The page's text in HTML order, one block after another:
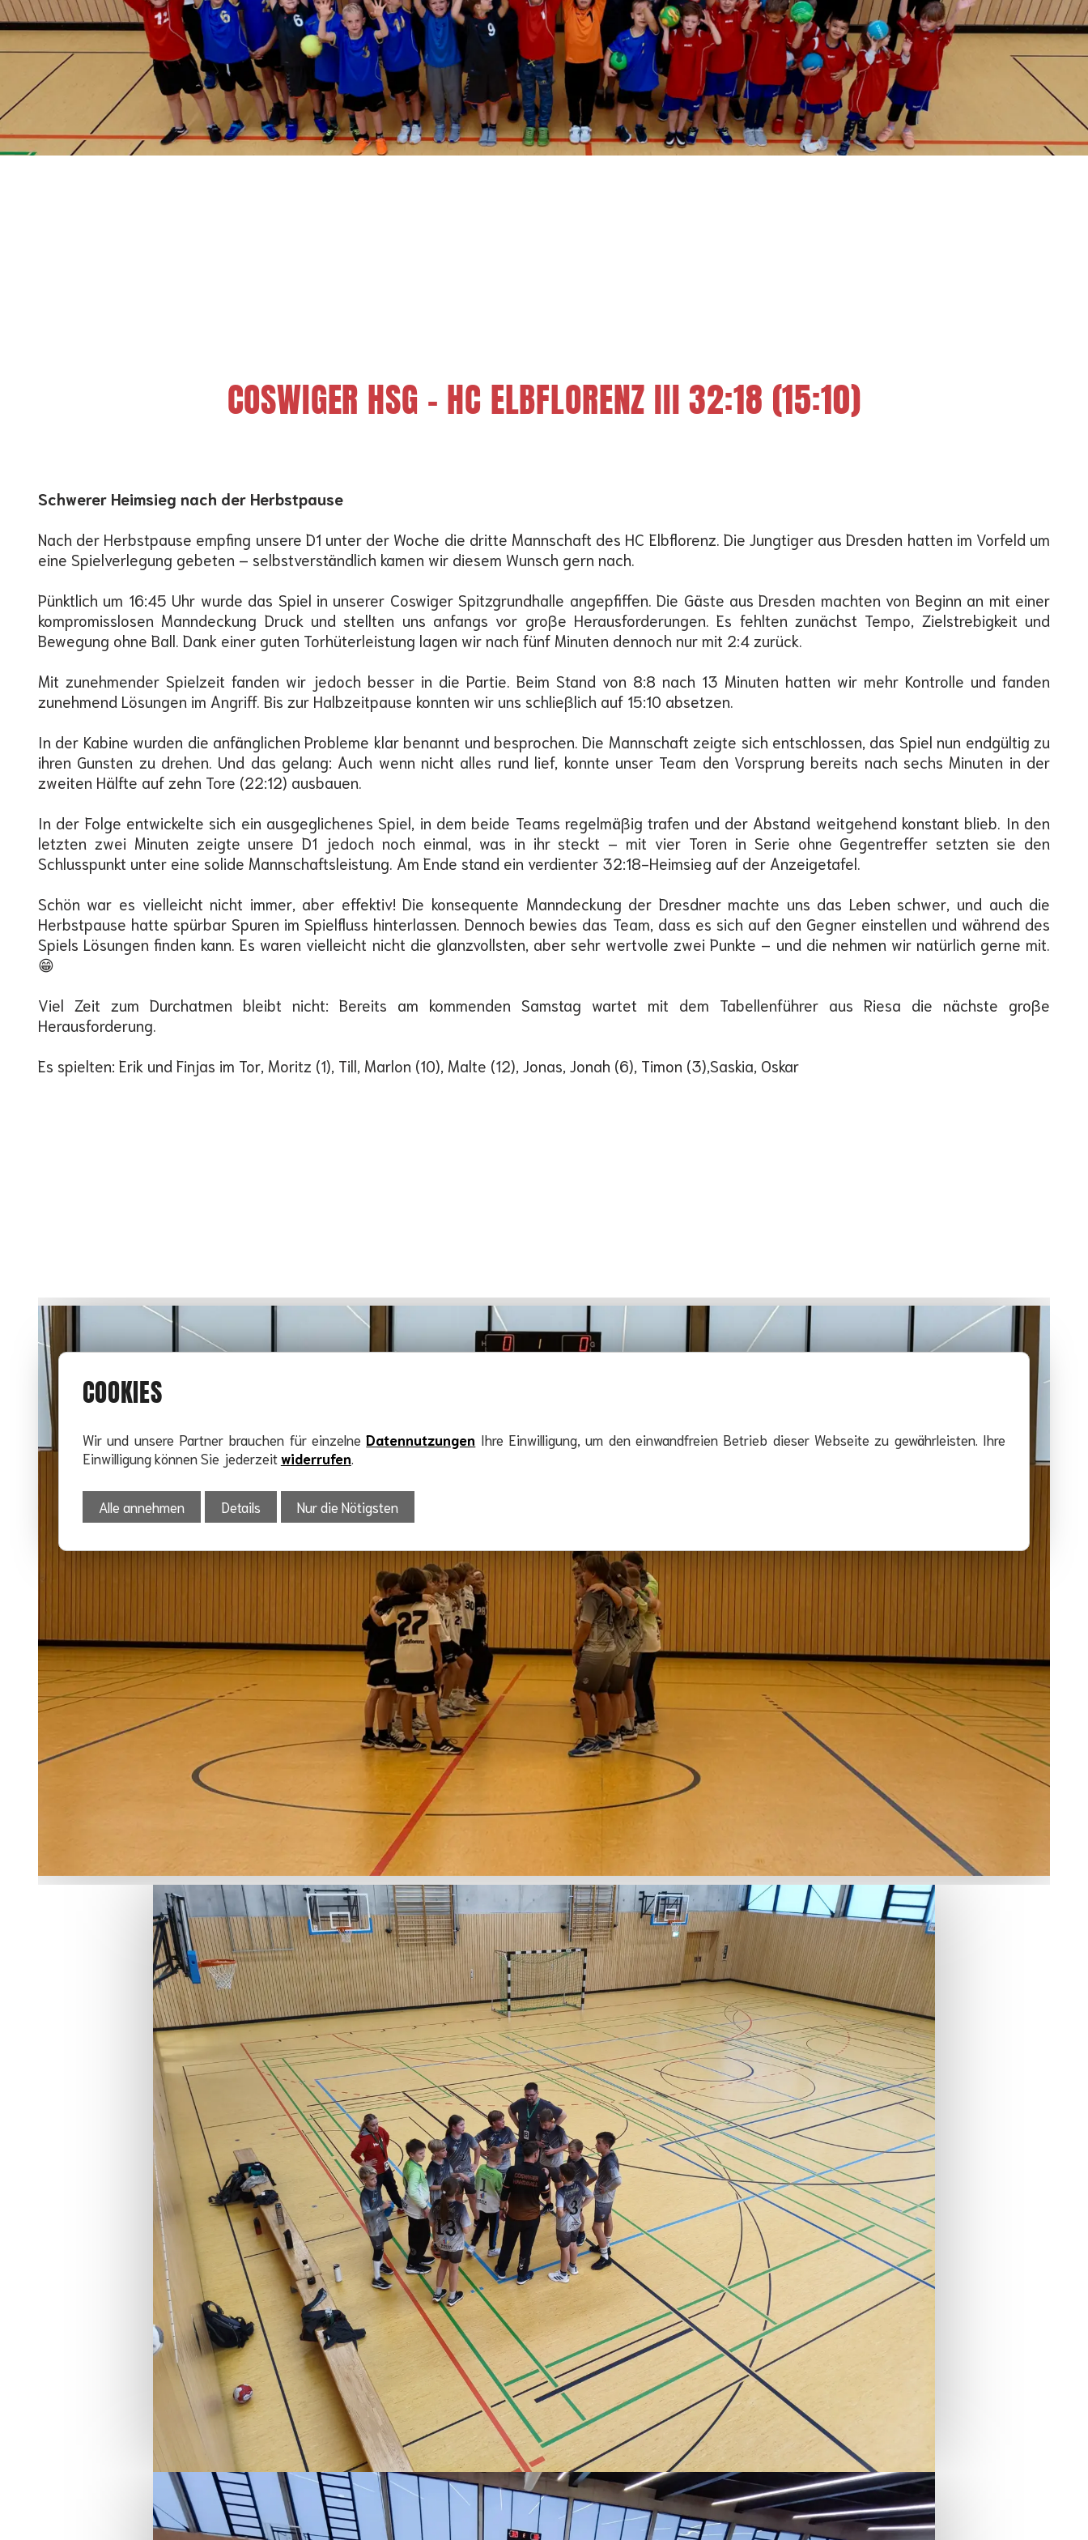
E-Jugend
E-Jugend 2024/25
F-Jugend
F-Jugend 2024/25
G-Jugend
Tabellen und mehr
Archiv
Chronik
COSWIGER HSG - HC ELBFLORENZ III 32:18 (15:10)
Schwerer Heimsieg nach der Herbstpause
Nach der Herbstpause empfing unsere D1 unter der Woche die dritte Mannschaft des HC Elbflorenz. Die Jungtiger aus Dresden hatten im Vorfeld um
eine Spielverlegung gebeten – selbstverständlich kamen wir diesem Wunsch gern nach.
Pünktlich um 16:45 Uhr wurde das Spiel in unserer Coswiger Spitzgrundhalle angepfiffen. Die Gäste aus Dresden machten von Beginn an mit einer
kompromisslosen Manndeckung Druck und stellten uns anfangs vor große Herausforderungen. Es fehlten zunächst Tempo, Zielstrebigkeit und
Bewegung ohne Ball. Dank einer guten Torhüterleistung lagen wir nach fünf Minuten dennoch nur mit 2:4 zurück.
Mit zunehmender Spielzeit fanden wir jedoch besser in die Partie. Beim Stand von 8:8 nach 13 Minuten hatten wir mehr Kontrolle und fanden
zunehmend Lösungen im Angriff. Bis zur Halbzeitpause konnten wir uns schließlich auf 15:10 absetzen.
In der Kabine wurden die anfänglichen Probleme klar benannt und besprochen. Die Mannschaft zeigte sich entschlossen, das Spiel nun endgültig zu
ihren Gunsten zu drehen. Und das gelang: Auch wenn nicht alles rund lief, konnte unser Team den Vorsprung bereits nach sechs Minuten in der
zweiten Hälfte auf zehn Tore (22:12) ausbauen.
In der Folge entwickelte sich ein ausgeglichenes Spiel, in dem beide Teams regelmäßig trafen und der Abstand weitgehend konstant blieb. In den
letzten zwei Minuten zeigte unsere D1 jedoch noch einmal, was in ihr steckt – mit vier Toren in Serie ohne Gegentreffer setzten sie den
Schlusspunkt unter eine solide Mannschaftsleistung. Am Ende stand ein verdienter 32:18-Heimsieg auf der Anzeigetafel.
Schön war es vielleicht nicht immer, aber effektiv! Die konsequente Manndeckung der Dresdner machte uns das Leben schwer, und auch die
Herbstpause hatte spürbar Spuren im Spielfluss hinterlassen. Dennoch bewies das Team, dass es sich auf den Gegner einstellen und während des
Spiels Lösungen finden kann. Es waren vielleicht nicht die glanzvollsten, aber sehr wertvolle zwei Punkte – und die nehmen wir natürlich gerne mit.
😁
Viel Zeit zum Durchatmen bleibt nicht: Bereits am kommenden Samstag wartet mit dem Tabellenführer aus Riesa die nächste große
Herausforderung.
Es spielten: Erik und Finjas im Tor, Moritz (1), Till, Marlon (10), Malte (12), Jonas, Jonah (6), Timon (3),Saskia, Oskar
COOKIES
Wir und unsere Partner brauchen für einzelneDatennutzungen Ihre Einwilligung, um den einwandfreien Betrieb dieser Webseite zu gewährleisten. Ihre
Einwilligung können Sie jederzeitwiderrufen
Alle annehmen Details Nur die Nötigsten